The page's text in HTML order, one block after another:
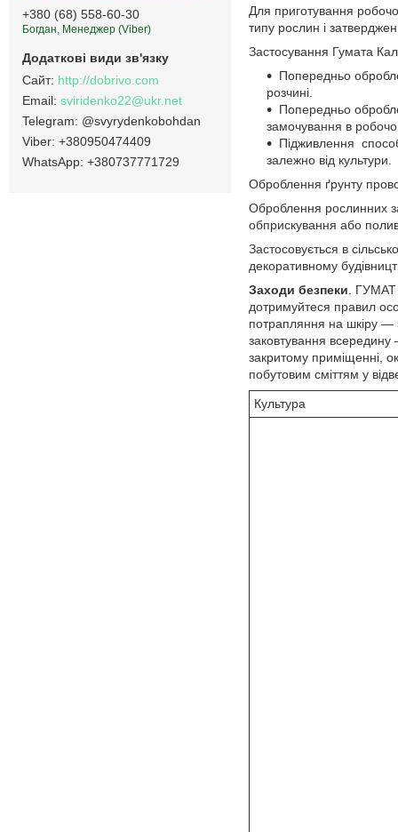
Для приготування
типу рослин і
Застосування Гумата
Попередньо
розчині.
Попередньо
замочування в
Підживлення
залежно від культури.
Оброблення ґрунту
Оброблення рослинних
обприскування або
Застосовується в
декоративному
Заходи безпеки .
дотримуйтеся правил
потрапляння на шкіру —
заковтування всередину
закритому приміщенні,
побутовим сміттям у
Культура
+380 (68) 558-60-30
Богдан, Менеджер (Viber)
http://dobrivo.com
sviridenko22@ukr.net
@svyrydenkobohdan
+380950474409
+380737771729